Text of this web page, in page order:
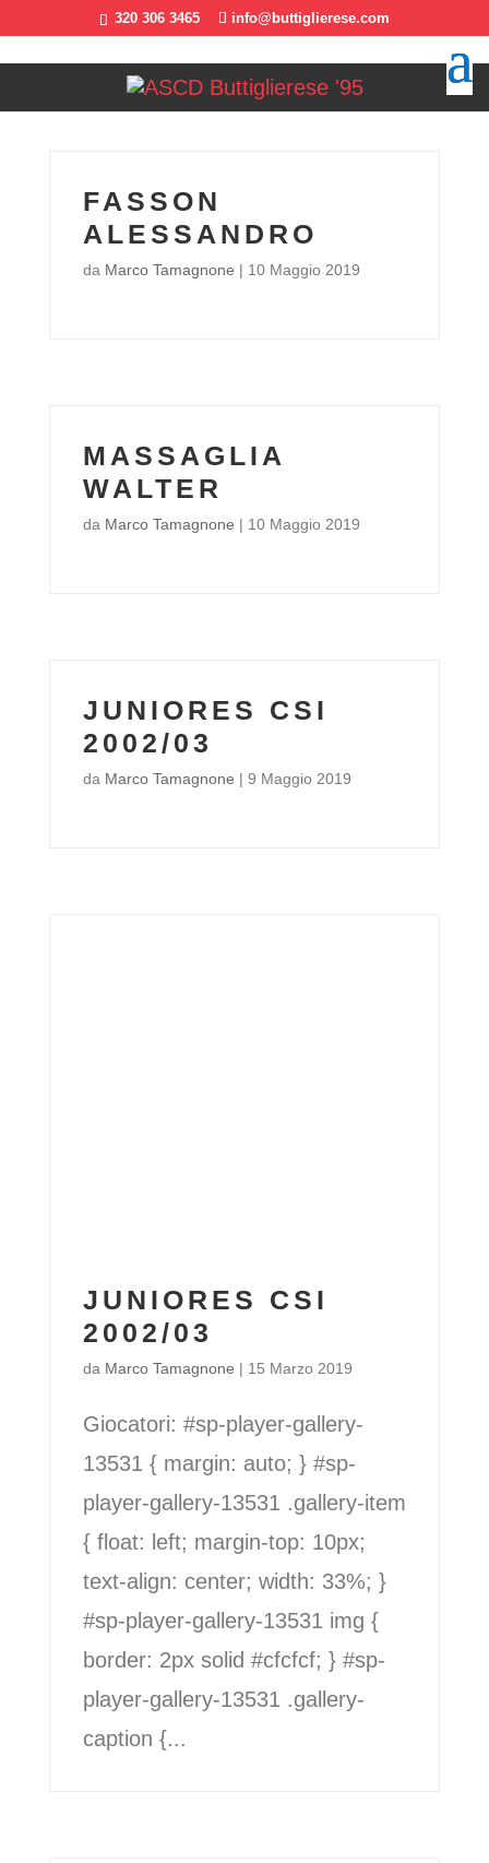
320 306 3465 info@buttiglierese.com
FASSON
ALESSANDRO
da Marco Tamagnone | 10 Maggio 2019
MASSAGLIA
WALTER
da Marco Tamagnone | 10 Maggio 2019
JUNIORES CSI
2002/03
da Marco Tamagnone | 9 Maggio 2019
JUNIORES CSI
2002/03
da Marco Tamagnone | 15 Marzo 2019
Giocatori: #sp-player-gallery-
13531 { margin: auto; } #sp-
player-gallery-13531 .gallery-item
{ float: left; margin-top: 10px;
text-align: center; width: 33%; }
#sp-player-gallery-13531 img {
border: 2px solid #cfcfcf; } #sp-
player-gallery-13531 .gallery-
caption {...